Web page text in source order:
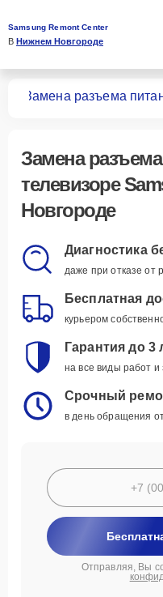
Samsung Remont Center
В Нижнем Новгороде
Замена разъема
Замена
телевизоре
Новгороде
Диагностика
даже при отказе от
Бесплатная
курьером
Гарантия до 3
на все виды работ и
Срочный
в день обращения
Отправляя, Вы